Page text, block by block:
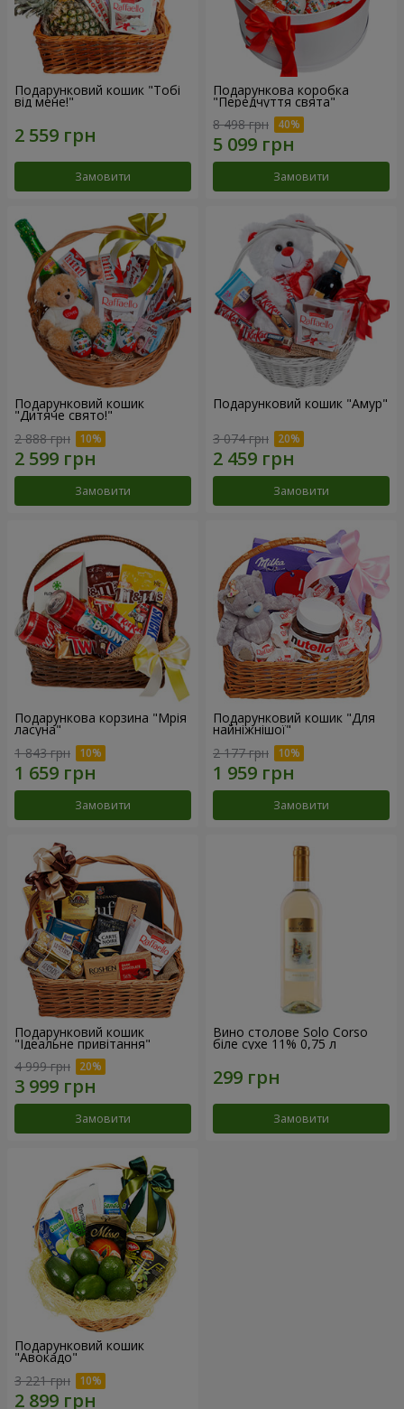
Подарунковий кошик "Тобі
від мене!"
Замовити
Подарункова коробка
"Передчуття свята"
8 498 грн
Замовити
Подарунковий кошик
"Дитяче свято!"
2 888 грн
Замовити
Подарунковий кошик "Амур"
3 074 грн
Замовити
Подарункова корзина "Мрія
ласуна"
1 843 грн
Замовити
Подарунковий кошик "Для
найніжнішої"
2 177 грн
Замовити
Подарунковий кошик
"Ідеальне привітання"
4 999 грн
Замовити
Вино столове Solo Corso
біле сухе 11% 0,75 л
Замовити
Подарунковий кошик
"Авокадо"
3 221 грн